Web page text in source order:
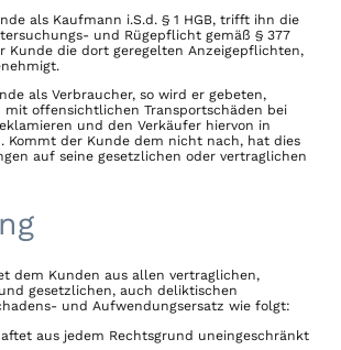
als Kaufmann i.S.d. § 1 HGB, trifft ihn die
und Rügepflicht gemäß § 377
Kunde die dort geregelten Anzeigepflichten,
als Verbraucher, so wird er gebeten,
mit offensichtlichen Transportschäden bei
und den Verkäufer hiervon in
Kommt der Kunde dem nicht nach, hat dies
auf seine gesetzlichen oder vertraglichen
dem Kunden aus allen vertraglichen,
gesetzlichen, auch deliktischen
und Aufwendungsersatz wie folgt:
aus jedem Rechtsgrund uneingeschränkt